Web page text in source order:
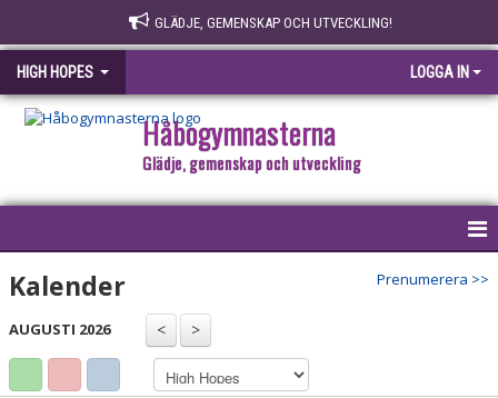
GLÄDJE, GEMENSKAP OCH UTVECKLING!
HIGH HOPES LOGGA IN
Håbogymnasterna
Glädje, gemenskap och utveckling
HEM
KALENDER
Prenumerera >>
Kalender
AUGUSTI 2026